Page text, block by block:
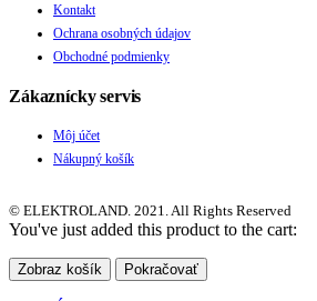
Kontakt
Ochrana osobných údajov
Obchodné podmienky
Zákaznícky servis
Môj účet
Nákupný košík
© ELEKTROLAND. 2021. All Rights Reserved
You've just added this product to the cart:
Zobraz košík Pokračovať